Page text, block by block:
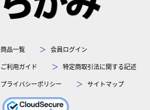
商品一覧
会員ログイン
ご利用ガイド
特定商取引法に関する記述
プライバシーポリシー サイトマップ